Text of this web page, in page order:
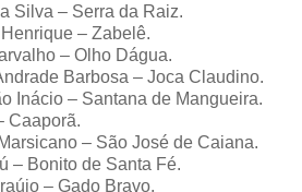
Silva – Serra da Raiz.
– Zabelê.
– Olho Dágua.
Barbosa – Joca Claudino.
Inácio – Santana de Mangueira.
Caaporã.
– São José de Caiana.
– Bonito de Santa Fé.
– Gado Bravo.